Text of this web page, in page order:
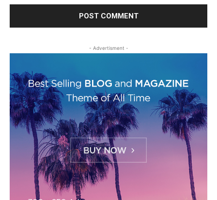
- Advertisment -